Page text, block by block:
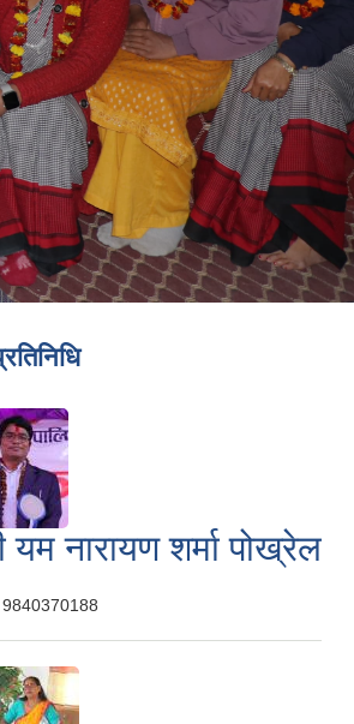
यम नारायण शर्मा पोख्रेल
9840370188